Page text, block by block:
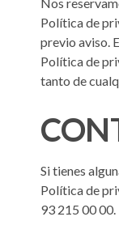
Política de
previo aviso.
Política de
tanto de
Si tienes
Política de
93 215 00 00.